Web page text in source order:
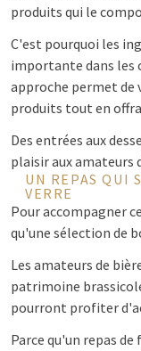
produits qui le
C'est pourquoi les
importante dans les
approche permet de
produits tout en
Des entrées aux
plaisir aux amateurs
UN REPAS QUI
VERRE
Pour accompagner
qu'une sélection de
Les amateurs de
patrimoine
pourront profiter
Parce qu'un repas